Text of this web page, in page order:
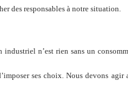
des responsables à notre situation.
n’est rien sans un
ses choix. Nous devons